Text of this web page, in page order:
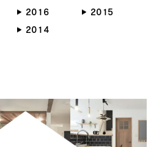
2016
2015
2014